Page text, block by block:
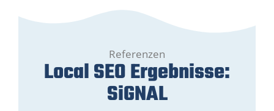
Referenzen
Local SEO Ergebnisse:
SiGNAL